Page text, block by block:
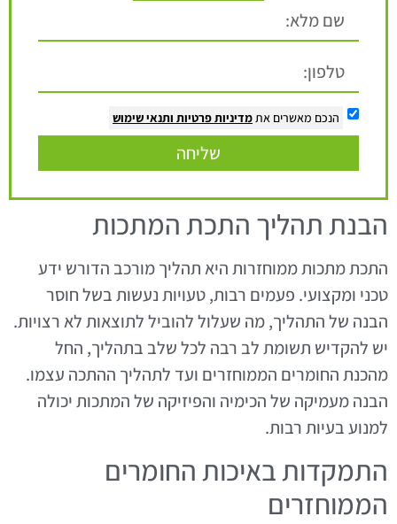
הנכם מאשרים את מדיניות פרטיות ותנאי שימוש
שליחה
הבנת תהליך התכת המתכות
התכת מתכות ממוחזרות היא תהליך מורכב הדורש ידע
טכני ומקצועי. פעמים רבות, טעויות נעשות בשל חוסר
הבנה של התהליך, מה שעלול להוביל לתוצאות לא רצויות.
יש להקדיש תשומת לב רבה לכל שלב בתהליך, החל
מהכנת החומרים הממוחזרים ועד לתהליך ההתכה עצמו.
הבנה מעמיקה של הכימיה והפיזיקה של המתכות יכולה
למנוע בעיות רבות.
התמקדות באיכות החומרים
הממוחזרים